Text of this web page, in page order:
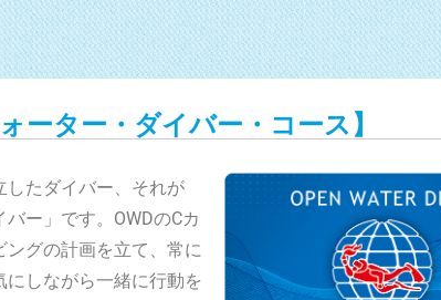
ーター・ダイバー・コース】
したダイバー、それが
バー」です。OWDのCカ
グの計画を立て、常に
しながら一緒に行動を